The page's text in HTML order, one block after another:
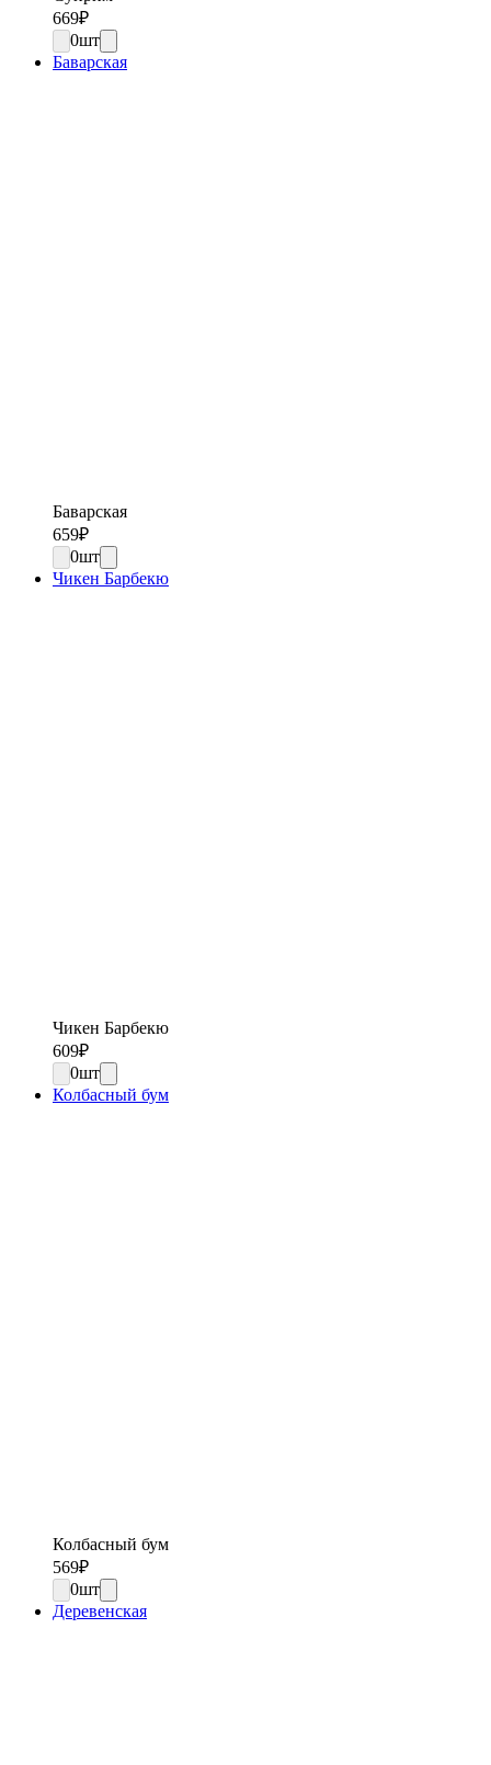
669₽
0шт
Баварская
Баварская
659₽
0шт
Чикен Барбекю
Чикен Барбекю
609₽
0шт
Колбасный бум
Колбасный бум
569₽
0шт
Деревенская